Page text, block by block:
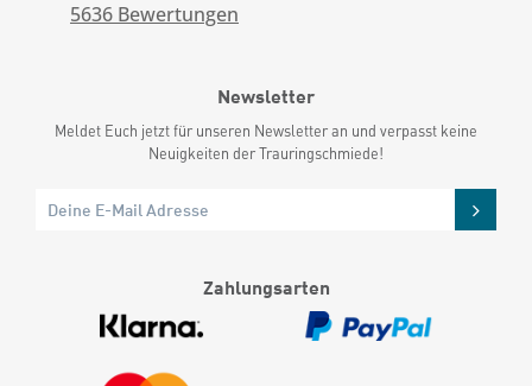
5636 Bewertungen
Newsletter
Meldet Euch jetzt für unseren Newsletter an und verpasst keine
Neuigkeiten der Trauringschmiede!
Zahlungsarten